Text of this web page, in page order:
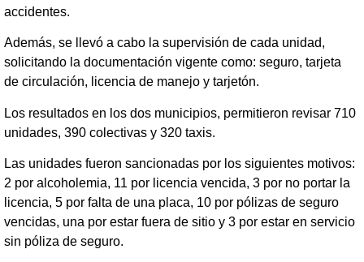
accidentes.
Además, se llevó a cabo la supervisión de cada unidad,
solicitando la documentación vigente como: seguro, tarjeta
de circulación, licencia de manejo y tarjetón.
Los resultados en los dos municipios, permitieron revisar 710
unidades, 390 colectivas y 320 taxis.
Las unidades fueron sancionadas por los siguientes motivos:
2 por alcoholemia, 11 por licencia vencida, 3 por no portar la
licencia, 5 por falta de una placa, 10 por pólizas de seguro
vencidas, una por estar fuera de sitio y 3 por estar en servicio
sin póliza de seguro.